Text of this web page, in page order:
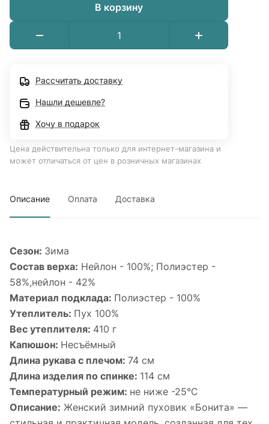
В корзину
Рассчитать доставку
Нашли дешевле?
Хочу в подарок
Цена действительна только для интернет-магазина и
может отличаться от цен в розничных магазинах
Описание Оплата Доставка
Сезон: Зима
Состав верха: Нейлон - 100%; Полиэстер -
58%,нейлон - 42%
Материал подклада: Полиэстер - 100%
Утеплитель: Пух 100%
Вес утеплителя: 410 г
Капюшон: Несъёмный
Длина рукава с плечом: 74 см
Длина изделия по спинке: 114 см
Температурный режим: не ниже -25°С
Описание: Женский зимний пуховик «Бонита» —